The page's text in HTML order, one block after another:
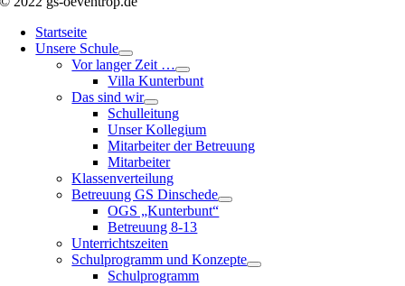
Startseite
Unsere Schule
Vor langer Zeit …
Villa Kunterbunt
Das sind wir
Schulleitung
Unser Kollegium
Mitarbeiter der Betreuung
Mitarbeiter
Klassenverteilung
Betreuung GS Dinschede
OGS „Kunterbunt“
Betreuung 8-13
Unterrichtszeiten
Schulprogramm und Konzepte
Schulprogramm